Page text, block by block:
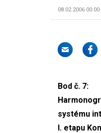
08.02.2006 00:00
Bod č. 7:
systému
I. etapu